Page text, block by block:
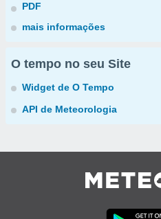
PDF
mais informações
O tempo no seu Site
Widget de O Tempo
API de Meteorologia